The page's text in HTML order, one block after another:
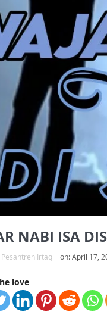
NABI ISA
Pesantren Irtaqi on:April 17,
love